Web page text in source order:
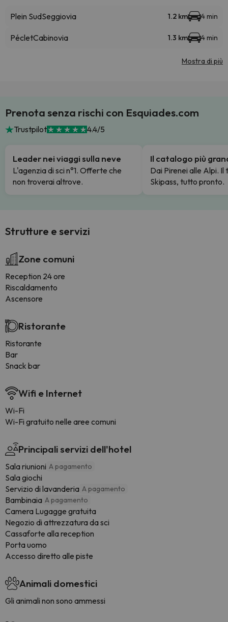
Plein SudSeggiovia 1.2 km 4 min
PécletCabinovia 1.3 km 4 min
Mostra di più
Prenota senza rischi con Esquiades.com
Trustpilot 4.4/5
Leader nei viaggi sulla neve
L'agenzia di sci n°1. Offerte che
non troverai altrove.
Il catalogo più
Dai Pirenei alle Alpi. Il
Skipass, tutto pronto.
Strutture e servizi
Zone comuni
Reception 24 ore
Riscaldamento
Ascensore
Ristorante
Ristorante
Bar
Snack bar
Wifi e Internet
Wi-Fi
Wi-Fi gratuito nelle aree comuni
Principali servizi dell'hotel
Sala riunioni A pagamento
Sala giochi
Servizio di lavanderia A pagamento
Bambinaia A pagamento
Camera Lugagge gratuita
Negozio di attrezzatura da sci
Cassaforte alla reception
Porta uomo
Accesso diretto alle piste
Animali domestici
Gli animali non sono ammessi